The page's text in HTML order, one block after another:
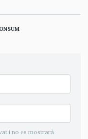
i no es mostrarà